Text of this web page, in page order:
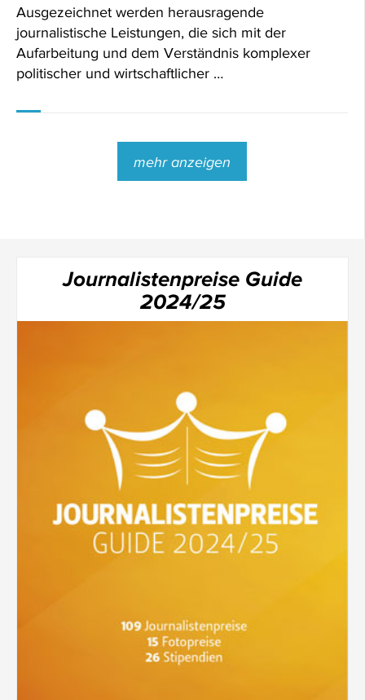
Ausgezeichnet werden herausragende
journalistische Leistungen, die sich mit der
Aufarbeitung und dem Verständnis komplexer
politischer und wirtschaftlicher …
mehr anzeigen
Journalistenpreise Guide
2024/25